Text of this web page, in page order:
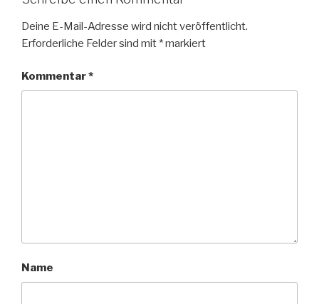
Deine E-Mail-Adresse wird nicht veröffentlicht.
Erforderliche Felder sind mit *markiert
Kommentar*
Name